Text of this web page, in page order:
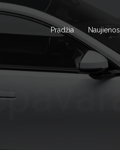
Pradžia Naujienos